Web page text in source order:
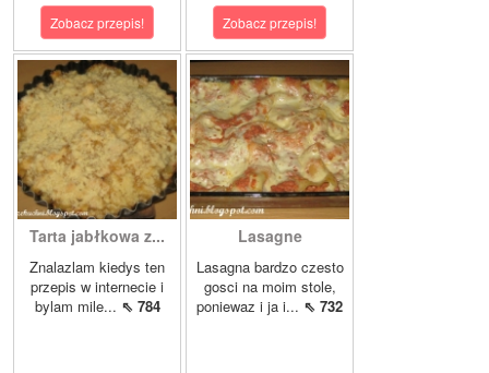
Zobacz przepis! Zobacz przepis!
Tarta jabłkowa z...
Znalazlam kiedys ten
przepis w internecie i
bylam mile... ⇖ 784
Lasagne
Lasagna bardzo czesto
gosci na moim stole,
poniewaz i ja i... ⇖ 732